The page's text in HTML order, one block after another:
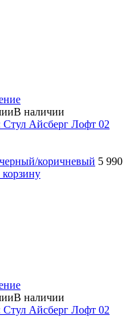
В наличии
коричневый 5 990
В наличии